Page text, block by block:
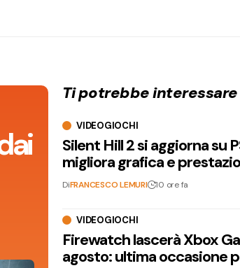
Ti potrebbe
VIDEOGIOCHI
Silent Hill 2 si aggiorna su
migliora grafica e
DiFRANCESCO LEMURI 10 ore fa
VIDEOGIOCHI
Firewatch lascerà Xbox
agosto: ultima occasione